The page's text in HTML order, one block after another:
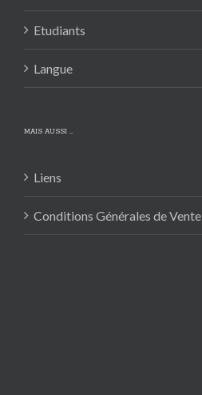
Etudiants
Langue
MAIS AUSSI …
Liens
Conditions Générales de Vente